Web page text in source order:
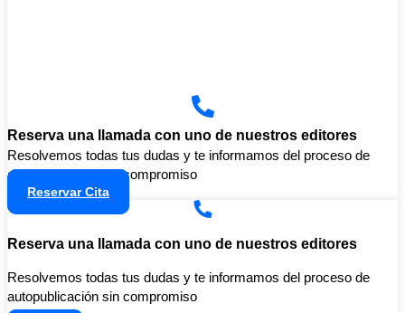
Reserva una llamada con uno de nuestros editores
Resolvemos todas tus dudas y te informamos del proceso de
autopublicación sin compromiso
Reservar Cita
Reserva una llamada con uno de nuestros editores
Resolvemos todas tus dudas y te informamos del proceso de
autopublicación sin compromiso